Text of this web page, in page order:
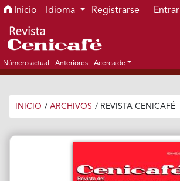
Ir al menú de navegación principal
Ir al contenido principal
Ir al pie de página del sitio
Inicio Idioma Registrarse Entrar
Número actual Anteriores Acerca de
INICIO / ARCHIVOS / REVISTA CENICAFÉ